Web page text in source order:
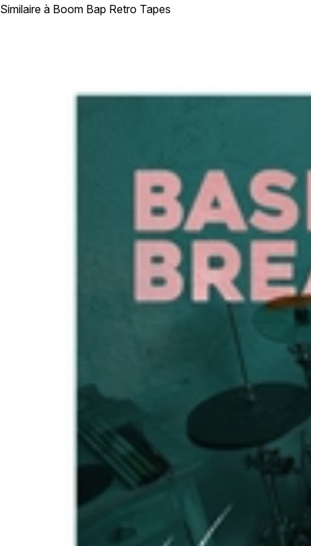
Similaire à Boom Bap Retro Tapes